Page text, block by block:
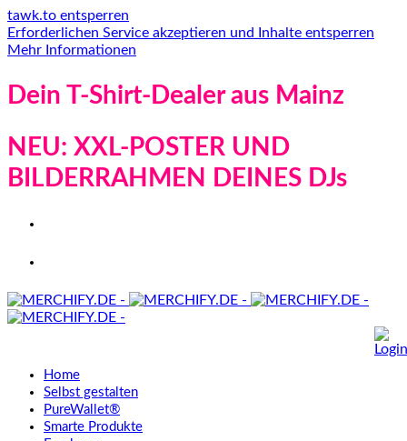
tawk.to entsperren
Erforderlichen Service akzeptieren und Inhalte entsperren
Mehr Informationen
Dein T-Shirt-Dealer aus Mainz
NEU: XXL-POSTER UND
BILDERRAHMEN DEINES DJs
Home
Selbst gestalten
PureWallet®
Smarte Produkte